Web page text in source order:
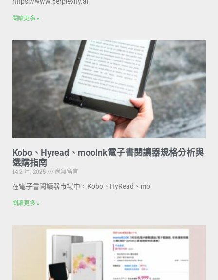
閱讀更多 »
Kobo、Hyread、mooInk電子書閱讀器規格分析與
選購指南
14 2 月, 2025
尚無留言
在電子書閱讀器市場中，Kobo、HyRead、mo
閱讀更多 »